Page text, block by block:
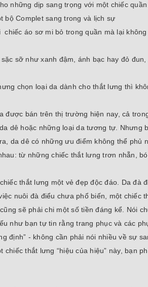
những dịp sang trọng với một chiếc
bộ Complet sang trong và lịch sự
áo sơ mi bỏ trong quần mà lại
sỡ như xanh đậm, ánh bạc hay đỏ đun,
chọn loại da dành cho thắt lưng thì
được bán trên thị trường hiện nay, cả
dê hoặc những loại da tương tự. Nhưng
da dê có những ưu điểm không thể phủ
từ những chiếc thắt lưng trơn nhẵn,
thắt lưng một vẻ đẹp độc đáo. Da đà
nuôi đà điểu chưa phổ biến, một chiếc
sẽ phải chi một số tiền đáng kể. Nói
như bạn tự tin rằng trang phục và các
định” - không cần phải nói nhiều về sự
thắt lưng “hiệu của hiệu” này, bạn